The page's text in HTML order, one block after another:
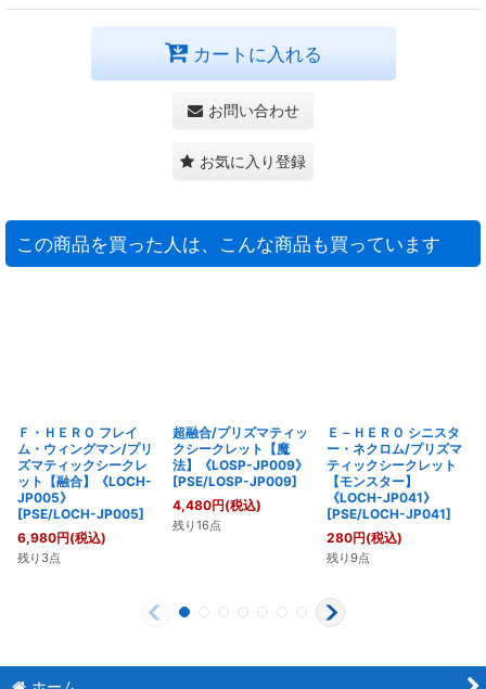
カートに入れる
お問い合わせ
お気に入り登録
この商品を買った人は、こんな商品も買っています
Ｆ・ＨＥＲＯ フレイ
ム・ウィングマン/プリ
ズマティックシークレ
ット【融合】《LOCH-
JP005》
[PSE/LOCH-JP005]
6,980円(税込)
残り3点
超融合/プリズマティッ
クシークレット【魔
法】《LOSP-JP009》
[PSE/LOSP-JP009]
4,480円(税込)
残り16点
Ｅ－ＨＥＲＯ シニスタ
ー・ネクロム/プリズマ
ティックシークレット
【モンスター】
《LOCH-JP041》
[PSE/LOCH-JP041]
280円(税込)
残り9点